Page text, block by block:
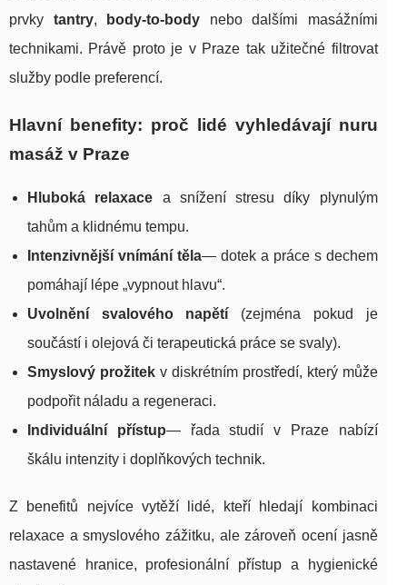
prvky tantry, body-to-body nebo dalšími masážními
technikami. Právě proto je v Praze tak užitečné filtrovat
služby podle preferencí.
Hlavní benefity: proč lidé vyhledávají nuru
masáž v Praze
Hluboká relaxace a snížení stresu díky plynulým
tahům a klidnému tempu.
Intenzivnější vnímání těla— dotek a práce s dechem
pomáhají lépe „vypnout hlavu“.
Uvolnění svalového napětí (zejména pokud je
součástí i olejová či terapeutická práce se svaly).
Smyslový prožitekv diskrétním prostředí, který může
podpořit náladu a regeneraci.
Individuální přístup— řada studií v Praze nabízí
škálu intenzity i doplňkových technik.
Z benefitů nejvíce vytěží lidé, kteří hledají kombinaci
relaxace a smyslového zážitku, ale zároveň ocení jasně
nastavené hranice, profesionální přístup a hygienické